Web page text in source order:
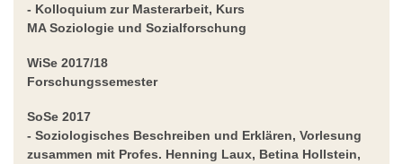
- Kolloquium zur Masterarbeit, Kurs
MA Soziologie und Sozialforschung
WiSe 2017/18
Forschungssemester
SoSe 2017
- Soziologisches Beschreiben und Erklären, Vorlesung
zusammen mit Profes. Henning Laux, Betina Hollstein,